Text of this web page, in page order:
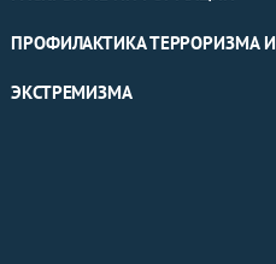
ПРОФИЛАКТИКА ТЕРРОРИЗМА И
ЭКСТРЕМИЗМА